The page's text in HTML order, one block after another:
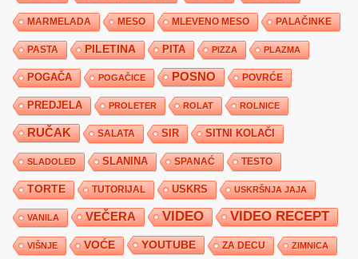
MARMELADA MESO MLEVENO MESO PALAČINKE
PASTA PILETINA PITA PIZZA PLAZMA
POGAČA POGAČICE POSNO POVRĆE
PREDJELA PROLETER ROLAT ROLNICE
RUČAK SALATA SIR SITNI KOLAČI
SLADOLED SLANINA SPANAĆ TESTO
TORTE TUTORIJAL USKRS USKRŠNJA JAJA
VANILA VEČERA VIDEO VIDEO RECEPT
VIŠNJE VOĆE YOUTUBE ZA DECU ZIMNICA